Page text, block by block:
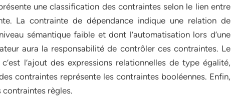
une classification des contraintes selon le lien entre
La contrainte de dépendance indique une relation de
sémantique faible et dont l’automatisation lors d’une
aura la responsabilité de contrôler ces contraintes. Le
l’ajout des expressions relationnelles de type égalité,
contraintes représente les contraintes booléennes. Enfin,
contraintes règles.